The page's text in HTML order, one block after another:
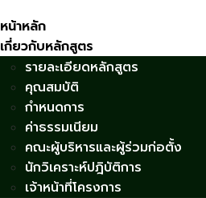
หน้าหลัก
เกี่ยวกับหลักสูตร
รายละเอียดหลักสูตร
คุณสมบัติ
กำหนดการ
ค่าธรรมเนียม
คณะผู้บริหารและผู้ร่วมก่อตั้ง
นักวิเคราะห์ปฎิบัติการ
เจ้าหน้าที่โครงการ